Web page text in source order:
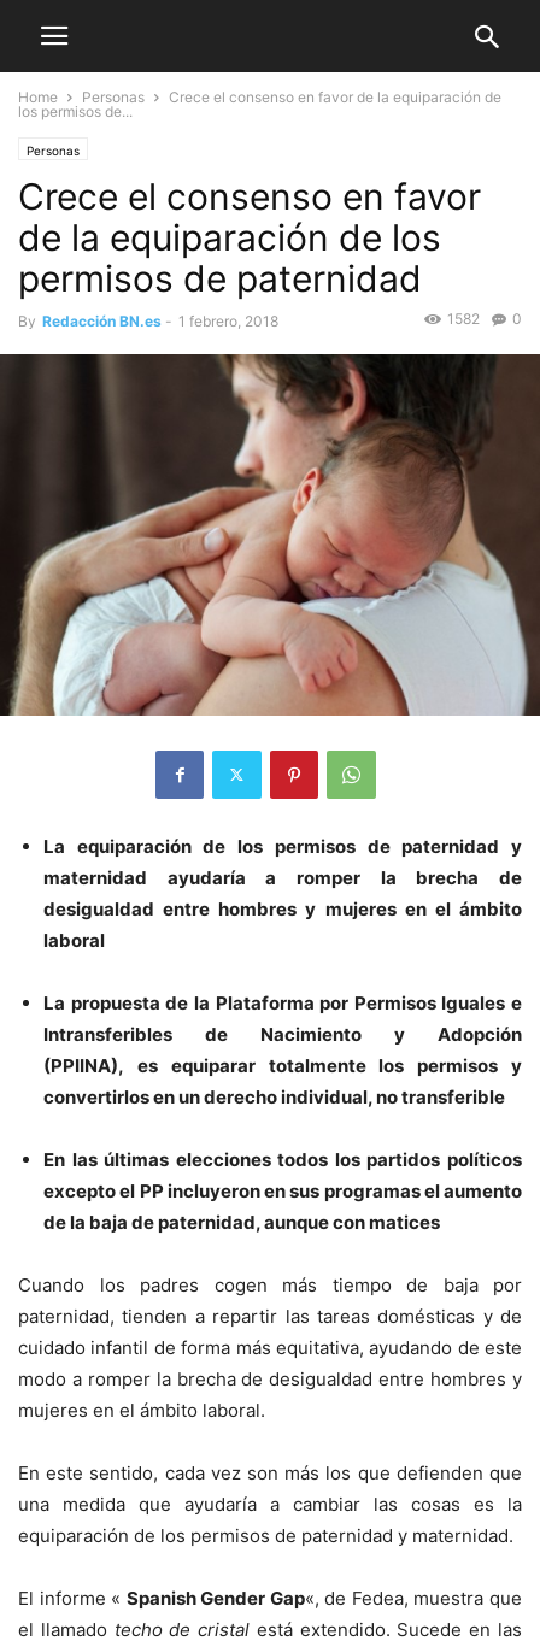
Home Personas
Crece el consenso en favor de la equiparación de
los permisos de...
Personas
Crece el consenso en favor
de la equiparación de los
permisos de paternidad
By Redacción BN.es - 1 febrero, 2018 0
1582
La equiparación de los permisos de paternidad y
maternidad ayudaría a romper la brecha de
desigualdad entre hombres y mujeres en el ámbito
laboral
La propuesta de la Plataforma por Permisos Iguales e
Intransferibles de Nacimiento y Adopción
(PPIINA), es equiparar totalmente los permisos y
convertirlos en un derecho individual, no transferible
En las últimas elecciones todos los partidos políticos
excepto el PP incluyeron en sus programas el aumento
de la baja de paternidad, aunque con matices
Cuando los padres cogen más tiempo de baja por
paternidad, tienden a repartir las tareas domésticas y de
cuidado infantil de forma más equitativa, ayudando de este
modo a romper la brecha de desigualdad entre hombres y
mujeres en el ámbito laboral.
En este sentido, cada vez son más los que defienden que
una medida que ayudaría a cambiar las cosas es la
equiparación de los permisos de paternidad y maternidad.
El informe « Spanish Gender Gap«, de Fedea, muestra que
el llamado techo de cristal está extendido. Sucede en las